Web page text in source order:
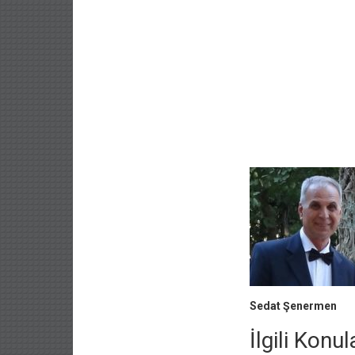
Sedat Şenermen
İlgili